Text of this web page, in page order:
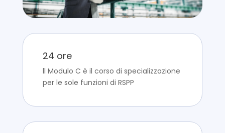
24 ore
ll Modulo C è il corso di specializzazione
per le sole funzioni di RSPP